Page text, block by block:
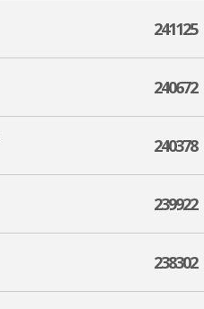
241125
240672
240378
239922
238302